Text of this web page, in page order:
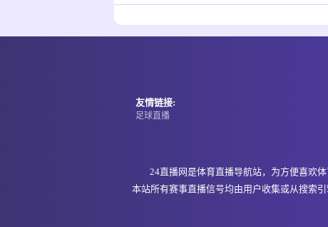
坦桑超 即将开始
友情链接:
足球直播
24直播网是体育直播导航站，为方便喜欢
本站所有赛事直播信号均由用户收集或从搜索